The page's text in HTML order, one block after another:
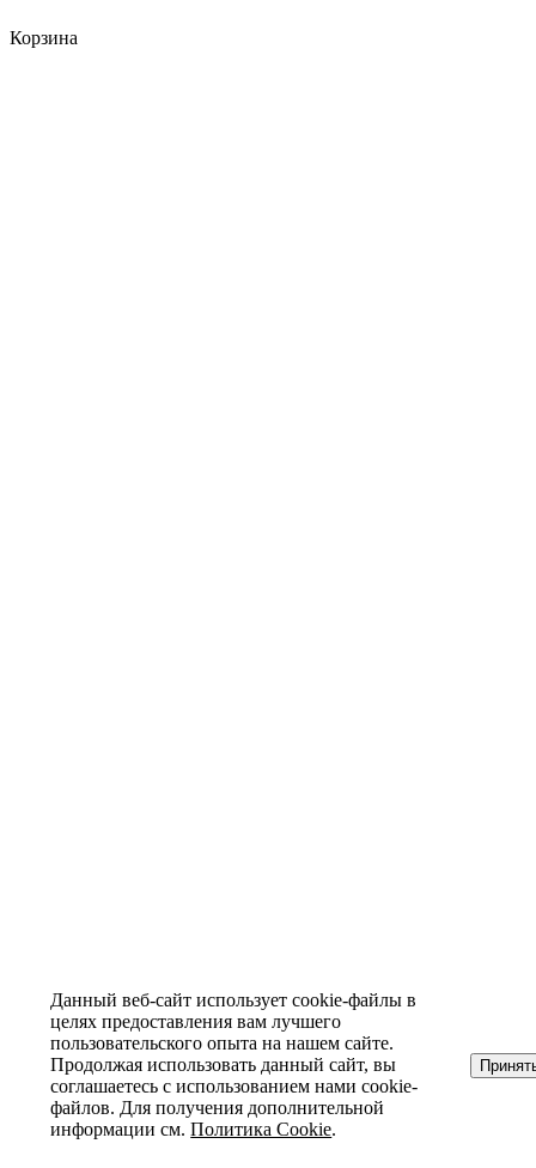
Корзина
Данный веб-сайт использует cookie-файлы в
целях предоставления вам лучшего
пользовательского опыта на нашем сайте.
Продолжая использовать данный сайт, вы
соглашаетесь с использованием нами cookie-
файлов. Для получения дополнительной
информации см.Политика Cookie.